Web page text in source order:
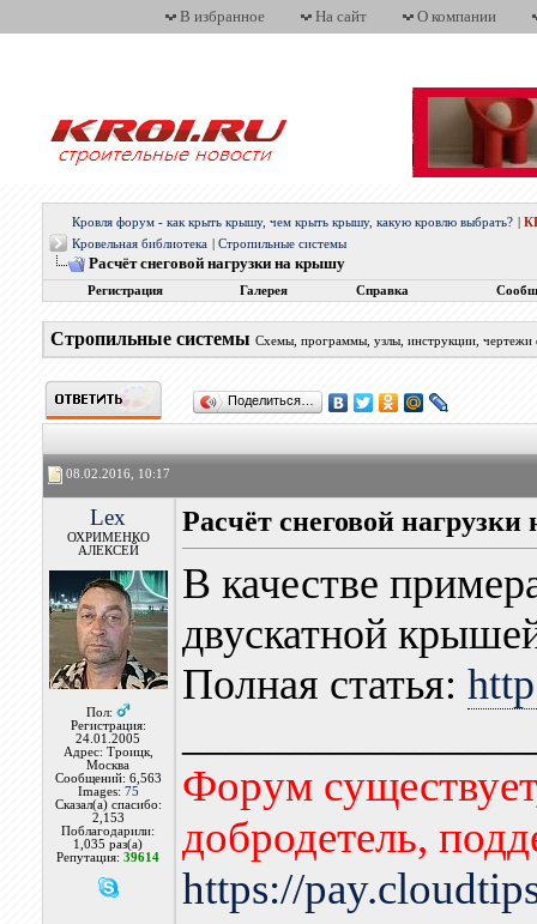
В избранное На сайт О компании
Кровля форум - как крыть крышу, чем крыть крышу, какую кровлю выбрать?
Кровельная библиотека
Стропильные системы
Расчёт снеговой нагрузки на крышу
Регистрация Галерея Справка
Стропильные системы Схемы, программы, узлы, инструкции,
Поделиться…
08.02.2016, 10:17
Lex
ОХРИМЕНКО
АЛЕКСЕЙ
Пол:
Регистрация:
24.01.2005
Адрес: Троицк,
Москва
Сообщений: 6,563
Images: 75
Сказал(а) спасибо:
2,153
Поблагодарили:
1,035 раз(а)
Репутация:39614
Расчёт снеговой
В качестве
двускатной
Полная статья:
Форум
добродетель,
https://